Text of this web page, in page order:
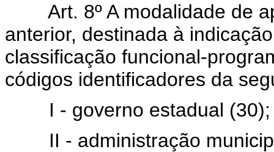
Art. 8º A modalidade de
anterior, destinada à
classificação funcional-
códigos identificadores da
I - governo estadual (30);
II - administração